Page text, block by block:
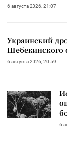
6 августа 2026, 21:07
Украинский
Шебекинского
6 августа 2026, 20:59
6